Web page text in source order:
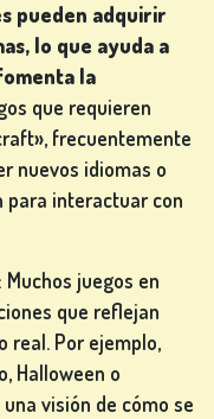
pueden adquirir
lo que ayuda a
la
que requieren
frecuentemente
nuevos idiomas o
interactuar con
juegos en
que reflejan
real. Por ejemplo,
Halloween o
visión de cómo se